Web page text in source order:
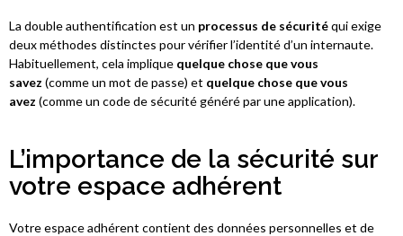
La double authentification est un processus de sécuritéqui exige
deux méthodes distinctes pour vérifier l’identité d’un internaute.
Habituellement, cela implique quelque chose que vous
savez (comme un mot de passe) et quelque chose que vous
avez (comme un code de sécurité généré par une application).
L’importance de la sécurité sur
votre espace adhérent
Votre espace adhérent contient des données personnelles et de